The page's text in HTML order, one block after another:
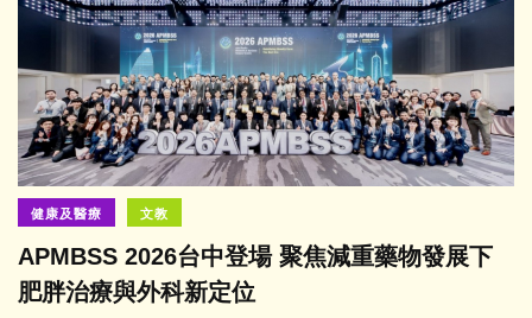
健康及醫療 文教
APMBSS 2026台中登場 聚焦減重藥物發展下
肥胖治療與外科新定位